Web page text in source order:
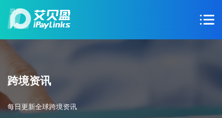
跨境资讯
每日更新全球跨境资讯